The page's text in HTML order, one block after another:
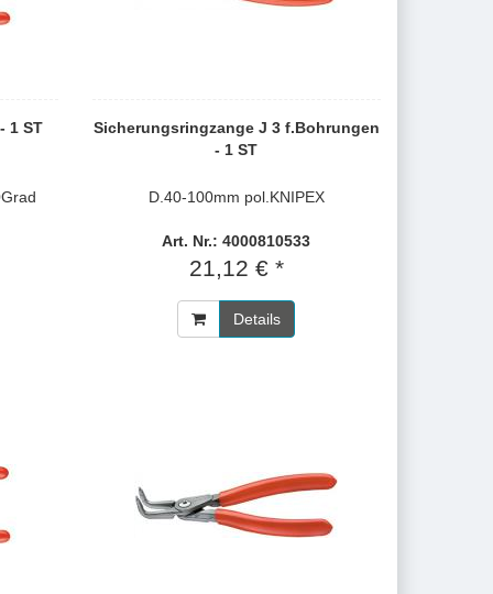
1 ST
Sicherungsringzange J 3 f.Bohrungen
- 1 ST
D.40-100mm pol.KNIPEX
Art. Nr.: 4000810533
21,12 € *
Details